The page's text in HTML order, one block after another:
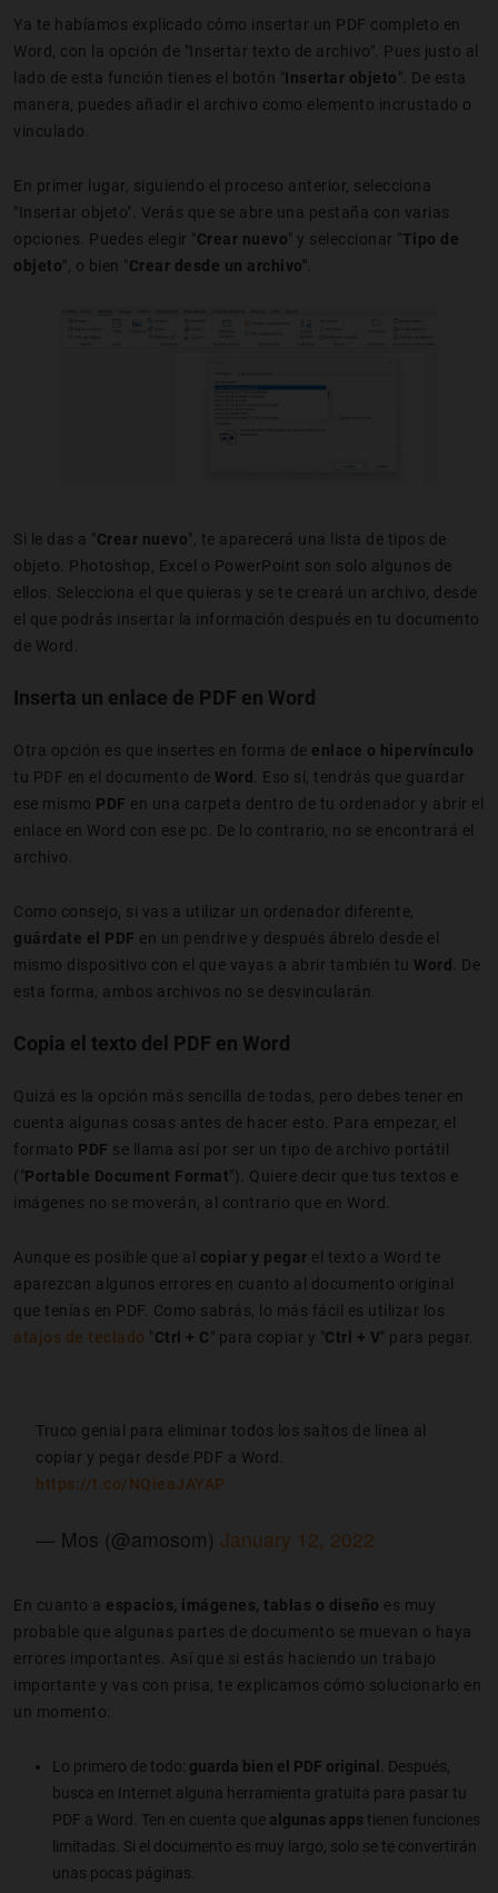
Ya te habíamos explicado cómo insertar un PDF completo en
Word, con la opción de "Insertar texto de archivo". Pues justo al
lado de esta función tienes el botón "Insertar objeto". De esta
manera, puedes añadir el archivo como elemento incrustado o
vinculado.
En primer lugar, siguiendo el proceso anterior, selecciona
"Insertar objeto". Verás que se abre una pestaña con varias
opciones. Puedes elegir " Crear nuevo" y seleccionar " Tipo de
objeto", o bien " Crear desde un archivo"
Si le das a " Crear nuevo", te aparecerá una lista de tipos de
objeto. Photoshop, Excel o PowerPoint son solo algunos de
ellos. Selecciona el que quieras y se te creará un archivo, desde
el que podrás insertar la información después en tu documento
de Word.
Inserta un enlace de PDF en Word
Otra opción es que insertes en forma de enlace o hipervínculo
tu PDF en el documento de Word
. Eso sí, tendrás que guardar
ese mismo PDF en una carpeta dentro de tu ordenador y abrir el
enlace en Word con ese pc. De lo contrario, no se encontrará el
archivo.
Como consejo, si vas a utilizar un ordenador diferente,
guárdate el PDF en un pendrive y después ábrelo desde el
mismo dispositivo con el que vayas a abrir también tu Word
. De
esta forma, ambos archivos no se desvincularán.
Copia el texto del PDF en Word
Quizá es la opción más sencilla de todas, pero debes tener en
cuenta algunas cosas antes de hacer esto. Para empezar, el
formato PDF se llama así por ser un tipo de archivo portátil
("Portable Document Format"). Quiere decir que tus textos e
imágenes no se moverán, al contrario que en Word.
Aunque es posible que al copiar y pegar el texto a Word te
aparezcan algunos errores en cuanto al documento original
que tenías en PDF. Como sabrás, lo más fácil es utilizar los
atajos de teclado " Ctrl + C" para copiar y "Ctrl + V" para pegar.
Truco genial para eliminar todos los saltos de línea al
copiar y pegar desde PDF a Word.
https://t.co/NQieaJAYAP
— Mos (@amosom) January 12, 2022
En cuanto a espacios, imágenes, tablas o diseño es muy
probable que algunas partes de documento se muevan o haya
errores importantes. Así que si estás haciendo un trabajo
importante y vas con prisa, te explicamos cómo solucionarlo en
un momento:
Lo primero de todo: guarda bien el PDF original
. Después,
busca en Internet alguna herramienta gratuita para pasar tu
PDF a Word. Ten en cuenta que algunas apps tienen funciones
limitadas. Si el documento es muy largo, solo se te convertirán
unas pocas páginas.